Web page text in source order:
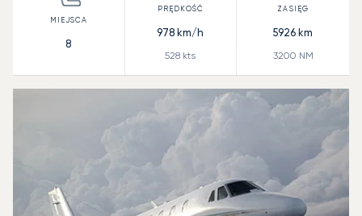
8
978 km/h
528 kts
5926 km
3200 NM